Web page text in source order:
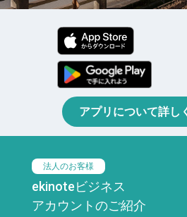
アプリについて詳し
法人のお客様
ekinoteビジネス
アカウントのご紹介